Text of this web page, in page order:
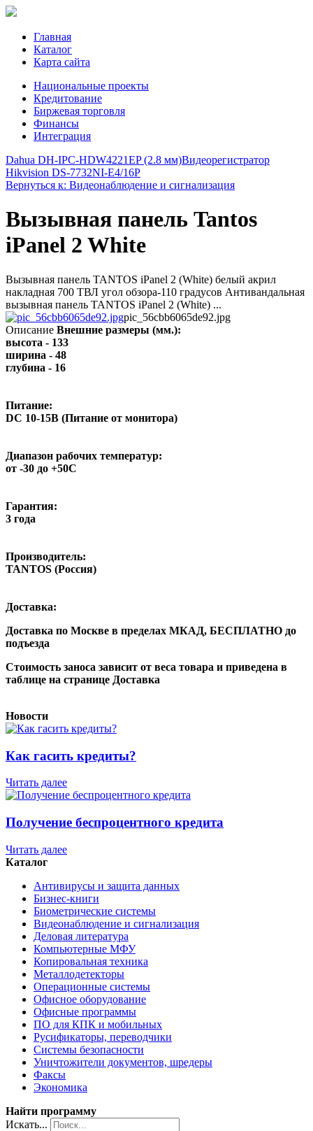
Главная
Каталог
Карта сайта
Национальные проекты
Кредитование
Биржевая торговля
Финансы
Интеграция
Dahua DH-IPC-HDW4221EP (2.8 мм)Видеорегистратор
Hikvision DS-7732NI-E4/16P
Вернуться к: Видеонаблюдение и сигнализация
Вызывная панель Tantos
iPanel 2 White
Вызывная панель TANTOS iPanel 2 (White) белый акрил
накладная 700 ТВЛ угол обзора-110 градусов Антивандальная
вызывная панель TANTOS iPanel 2 (White) ...
pic_56cbb6065de92.jpg
Описание Внешние размеры (мм.):
высота - 133
ширина - 48
глубина - 16
Питание:
DC 10-15В (Питание от монитора)
Диапазон рабочих температур:
от -30 до +50С
Гарантия:
3 года
Производитель:
TANTOS (Россия)
Доставка:
Доставка по Москве в пределах МКАД, БЕСПЛАТНО до
подъезда
Стоимость заноса зависит от веса товара и приведена в
таблице на странице Доставка
Новости
Как гасить кредиты?
Читать далее
Получение беспроцентного кредита
Читать далее
Каталог
Антивирусы и защита данных
Бизнес-книги
Биометрические системы
Видеонаблюдение и сигнализация
Деловая литература
Компьютерные МФУ
Копировальная техника
Металлодетекторы
Операционные системы
Офисное оборудование
Офисные программы
ПО для КПК и мобильных
Русификаторы, переводчики
Системы безопасности
Уничтожители документов, шредеры
Факсы
Экономика
Найти программу
Искать...